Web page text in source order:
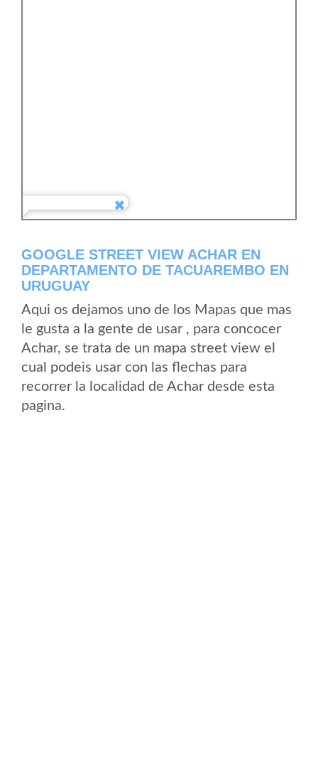
GOOGLE STREET VIEW ACHAR EN
DEPARTAMENTO DE TACUAREMBO EN
URUGUAY
Aqui os dejamos uno de los Mapas que mas
le gusta a la gente de usar , para concocer
Achar, se trata de un mapa street view el
cual podeis usar con las flechas para
recorrer la localidad de Achar desde esta
pagina.